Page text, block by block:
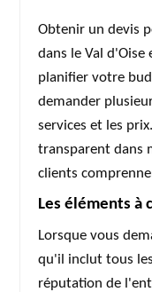
Obtenir un devis
dans le Val
planifier votre
demander
services et les
transparent dans
clients
Les éléments à
Lorsque vous
qu'il inclut tous
réputation de